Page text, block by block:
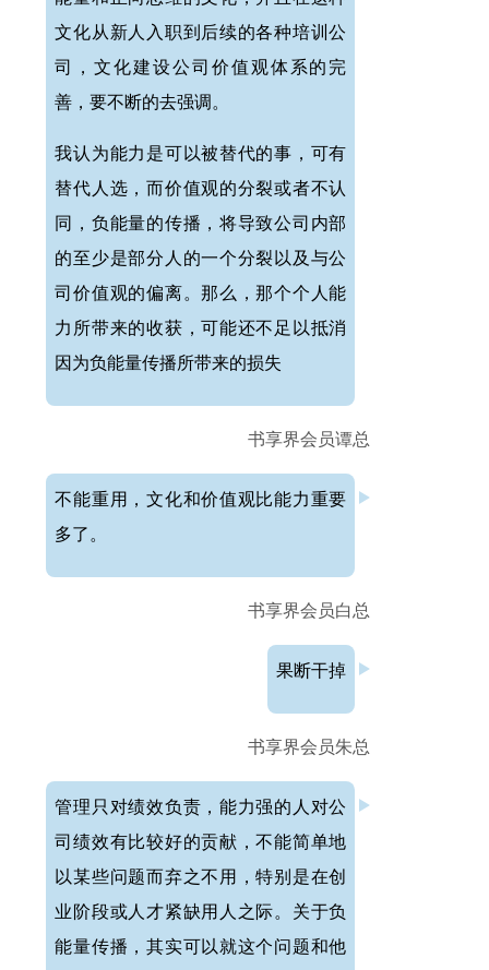
文化从新人入职到后续的各种培训公
司，文化建设公司价值观体系的完
善，要不断的去强调。
我认为能力是可以被替代的事，可有
替代人选，而价值观的分裂或者不认
同，负能量的传播，将导致公司内部
的至少是部分人的一个分裂以及与公
司价值观的偏离。那么，那个个人能
力所带来的收获，可能还不足以抵消
因为负能量传播所带来的损失
书享界会员谭总
不能重用，文化和价值观比能力重要
多了。
书享界会员白总
果断干掉
书享界会员朱总
管理只对绩效负责，能力强的人对公
司绩效有比较好的贡献，不能简单地
以某些问题而弃之不用，特别是在创
业阶段或人才紧缺用人之际。关于负
能量传播，其实可以就这个问题和他